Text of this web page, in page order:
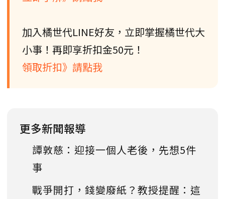
加入橘世代LINE好友，立即掌握橘世代大
小事！再即享折扣金50元！
領取折扣》請點我
更多新聞報導
譚敦慈：迎接一個人老後，先想5件
事
戰爭開打，錢變廢紙？教授提醒：這